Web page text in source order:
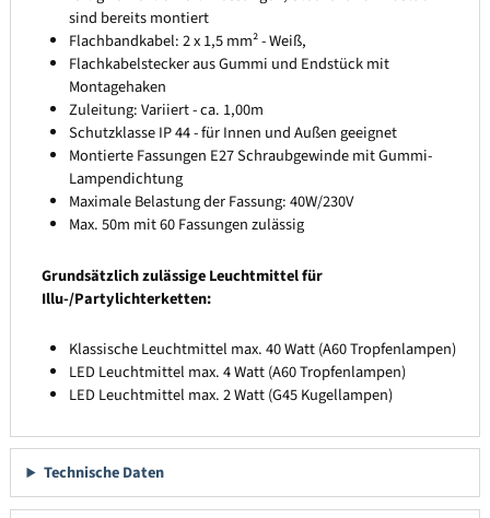
sind bereits montiert
Flachbandkabel: 2 x 1,5 mm² - Weiß,
Flachkabelstecker aus Gummi und Endstück mit
Montagehaken
Zuleitung: Variiert - ca. 1,00m
Schutzklasse IP 44 - für Innen und Außen geeignet
Montierte Fassungen E27 Schraubgewinde mit Gummi-
Lampendichtung
Maximale Belastung der Fassung: 40W/230V
Max. 50m mit 60 Fassungen zulässig
Grundsätzlich zulässige Leuchtmittel für
Illu-/Partylichterketten:
Klassische Leuchtmittel max. 40 Watt (A60 Tropfenlampen)
LED Leuchtmittel max. 4 Watt (A60 Tropfenlampen)
LED Leuchtmittel max. 2 Watt (G45 Kugellampen)
Technische Daten